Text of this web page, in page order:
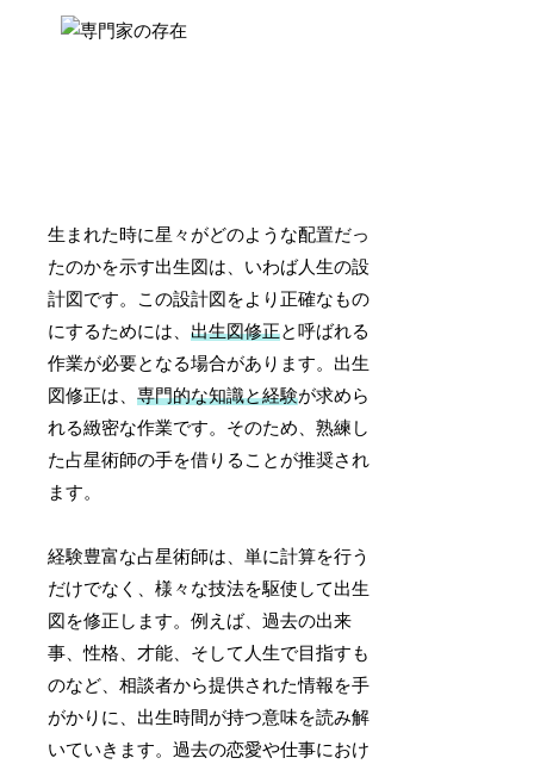
生まれた時に星々がどのような配置だっ
たのかを示す出生図は、いわば人生の設
計図です。この設計図をより正確なもの
にするためには、出生図修正と呼ばれる
作業が必要となる場合があります。出生
図修正は、専門的な知識と経験が求めら
れる緻密な作業です。そのため、熟練し
た占星術師の手を借りることが推奨され
ます。
経験豊富な占星術師は、単に計算を行う
だけでなく、様々な技法を駆使して出生
図を修正します。例えば、過去の出来
事、性格、才能、そして人生で目指すも
のなど、相談者から提供された情報を手
がかりに、出生時間が持つ意味を読み解
いていきます。過去の恋愛や仕事におけ